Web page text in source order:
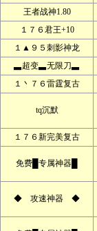
王者战神1.80
１７６君王+10
１▲９５刺影神龙
▃超变▃无限刀▃
１丶７６雷霆复古
tq沉默
１７６新完美复古
免费█专属神器█
◆ 攻速神器 ◆